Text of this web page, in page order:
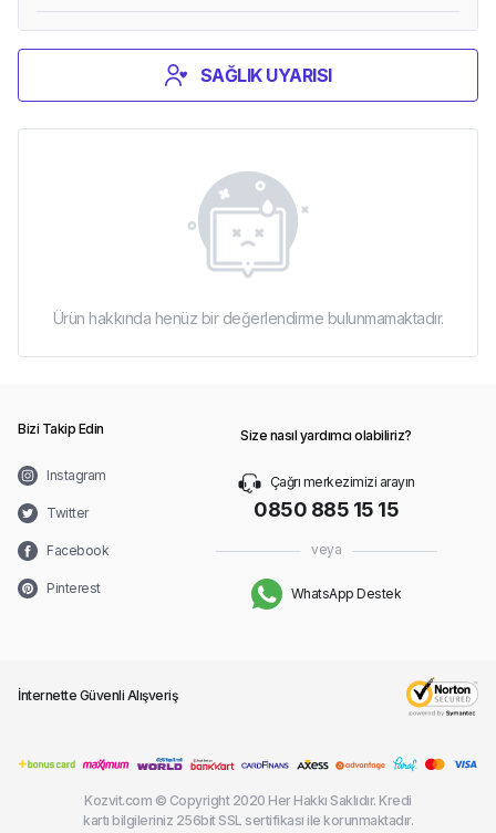
SAĞLIK UYARISI
Ürün hakkında henüz bir değerlendirme bulunmamaktadır.
Bizi Takip Edin
Instagram
Twitter
Facebook
Pinterest
Size nasıl yardımcı olabiliriz?
Çağrı merkezimizi arayın
0850 885 15 15
veya
WhatsApp Destek
İnternette Güvenli Alışveriş
Kozvit.com © Copyright 2020 Her Hakkı Saklıdır. Kredi
kartı bilgileriniz 256bit SSL sertifikası ile korunmaktadır.